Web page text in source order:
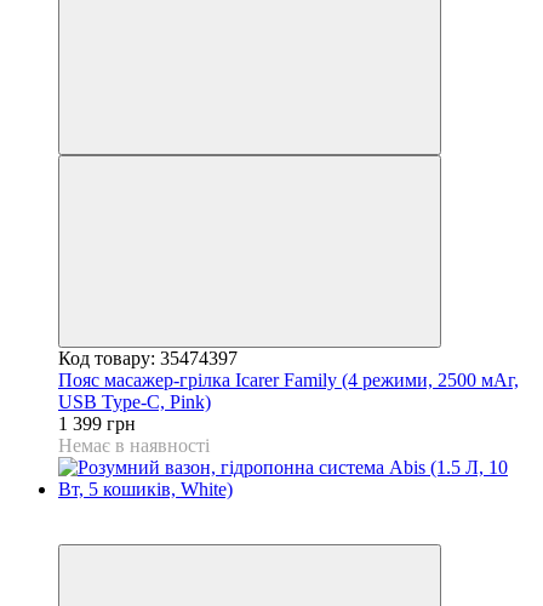
Код товару: 35474397
Пояс масажер-грілка Icarer Family (4 режими, 2500 мАг,
USB Type-C, Pink)
1 399 грн
Немає в наявності